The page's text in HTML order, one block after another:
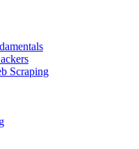
Scraping